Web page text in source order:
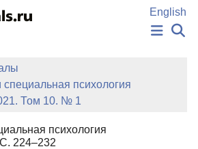
English
НОВОСТИ
АВТОРЫ
СЛОВА
специальная психология
Том 10. № 1
психология
224–232